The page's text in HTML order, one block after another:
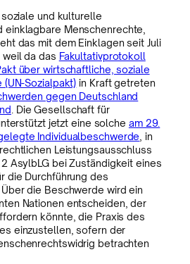
und kulturelle
einklagbare Menschenrechte,
das mit dem Einklagen seit Juli
weil da das Fakultativprotokoll
über wirtschaftliche, soziale
Sozialpakt) in Kraft getreten
gegen Deutschland
. Die Gesellschaft für
jetzt eine solche am 29.
Individualbeschwerde , in
Leistungsausschluss
AsylbLG bei Zuständigkeit eines
die Durchführung des
die Beschwerde wird ein
Nationen entscheiden, der
könnte, die Praxis des
einzustellen, sofern der
betrachten